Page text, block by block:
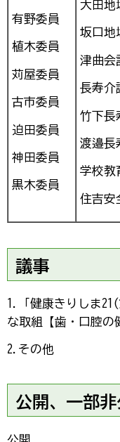
有野委員
植木委員
苅屋委員
古市委員
迫田委員
神田委員
黒木委員
大田地
坂口地
津曲会
長寿介
竹下長
渡邉長
学校教
住吉安
議事
1.「健康きりしま
な取組【歯・口腔の
2.その他
公開、一部非
公開